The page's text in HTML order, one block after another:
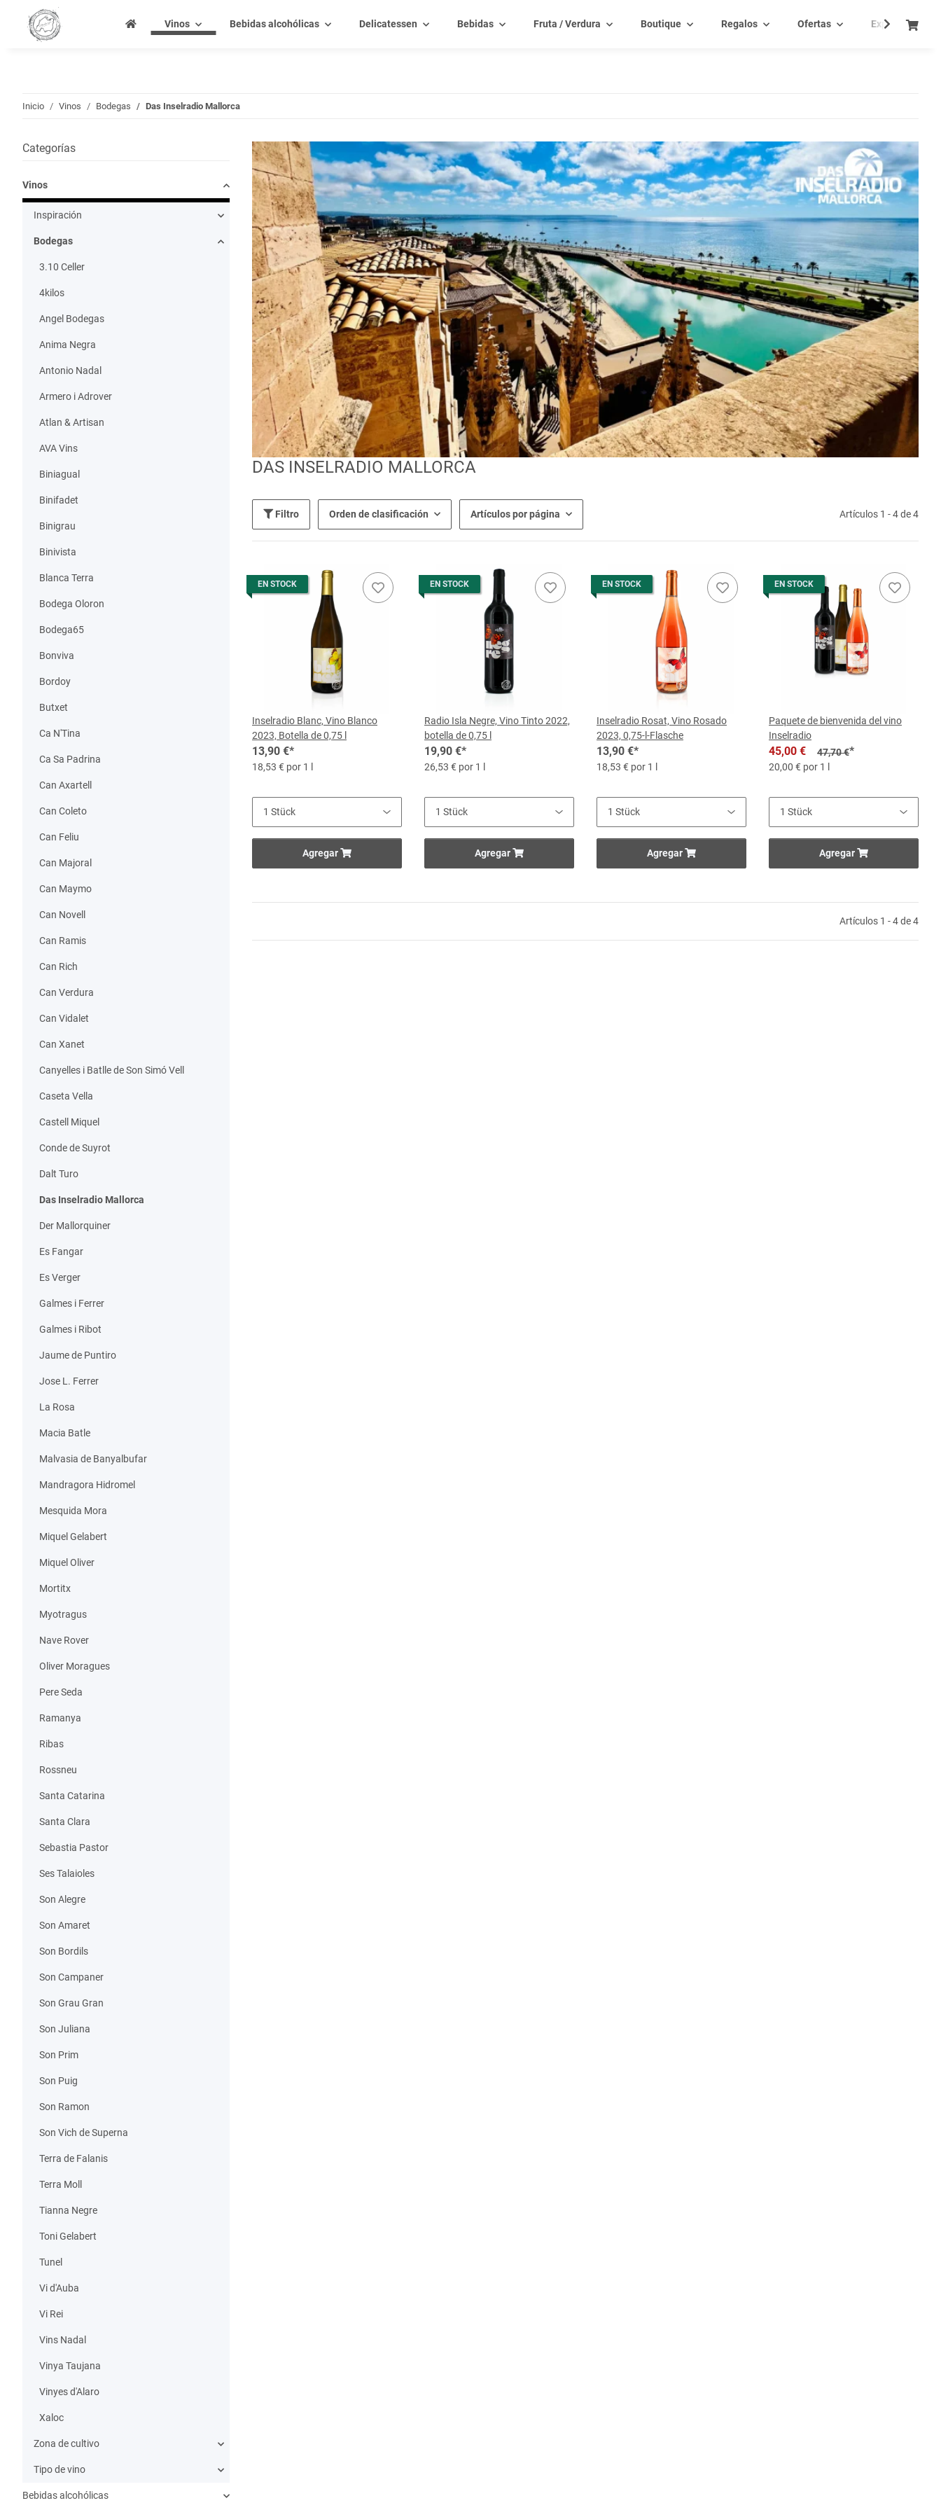
Vinos Bebidas alcohólicas Delicatessen Bebidas Fruta / Verdura Boutique Regalos Ofertas Experiencia -
Inicio Vinos Bodegas Das Inselradio Mallorca
DAS INSELRADIO MALLORCA
Filtro Orden de clasificación Artículos por página Artículos 1 - 4 de 4
EN STOCK
Inselradio Blanc, Vino Blanco
2023, Botella de 0,75 l
13,90 €*
18,53 € por 1 l
Agregar
EN STOCK
Radio Isla Negre, Vino Tinto 2022,
botella de 0,75 l
19,90 €*
26,53 € por 1 l
Agregar
EN STOCK
Inselradio Rosat, Vino Rosado
2023, 0,75-l-Flasche
13,90 €*
18,53 € por 1 l
Agregar
EN STOCK
Paquete de bienvenida del vino
Inselradio
45,00 € 47,70 €*
20,00 € por 1 l
Agregar
Artículos 1 - 4 de 4
Categorías
Vinos
Inspiración
Bodegas
3.10 Celler
4kilos
Angel Bodegas
Anima Negra
Antonio Nadal
Armero i Adrover
Atlan & Artisan
AVA Vins
Biniagual
Binifadet
Binigrau
Binivista
Blanca Terra
Bodega Oloron
Bodega65
Bonviva
Bordoy
Butxet
Ca N'Tina
Ca Sa Padrina
Can Axartell
Can Coleto
Can Feliu
Can Majoral
Can Maymo
Can Novell
Can Ramis
Can Rich
Can Verdura
Can Vidalet
Can Xanet
Canyelles i Batlle de Son Simó Vell
Caseta Vella
Castell Miquel
Conde de Suyrot
Dalt Turo
Das Inselradio Mallorca
Der Mallorquiner
Es Fangar
Es Verger
Galmes i Ferrer
Galmes i Ribot
Jaume de Puntiro
Jose L. Ferrer
La Rosa
Macia Batle
Malvasia de Banyalbufar
Mandragora Hidromel
Mesquida Mora
Miquel Gelabert
Miquel Oliver
Mortitx
Myotragus
Nave Rover
Oliver Moragues
Pere Seda
Ramanya
Ribas
Rossneu
Santa Catarina
Santa Clara
Sebastia Pastor
Ses Talaioles
Son Alegre
Son Amaret
Son Bordils
Son Campaner
Son Grau Gran
Son Juliana
Son Prim
Son Puig
Son Ramon
Son Vich de Superna
Terra de Falanis
Terra Moll
Tianna Negre
Toni Gelabert
Tunel
Vi d'Auba
Vi Rei
Vins Nadal
Vinya Taujana
Vinyes d'Alaro
Xaloc
Zona de cultivo
Tipo de vino
Bebidas alcohólicas